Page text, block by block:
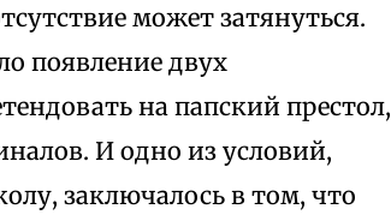
может затянуться.
появление двух
на папский престол,
И одно из условий,
заключалось в том, что